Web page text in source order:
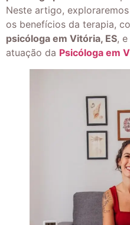
Neste artigo,
os benefícios da terapia,
psicóloga em Vitória, ES,
atuação da Psicóloga em